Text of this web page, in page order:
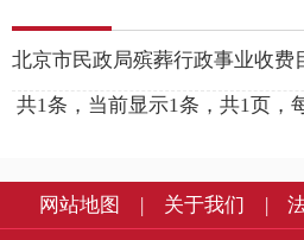
北京市民政局殡葬行政事业收费
共1条，当前显示1条，共1页，
网站地图 关于我们